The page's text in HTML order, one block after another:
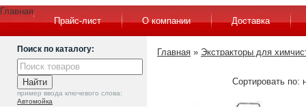
Главная
Прайс-лист
О компании Доставка
Поиск по каталогу:
пример ввода ключевого слова:
Автомойка
Главная » Экстракторы для
Сортировать по: